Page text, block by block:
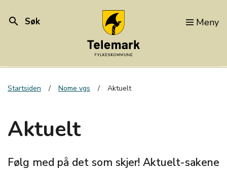
search Søk Meny
Startsiden Nome vgs Aktuelt
Aktuelt
Følg med på det som skjer! Aktuelt-sakene